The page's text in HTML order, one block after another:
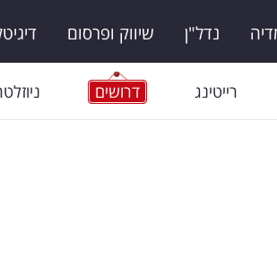
נדל"ן שיווק ופרסום
רייטינג דרושים